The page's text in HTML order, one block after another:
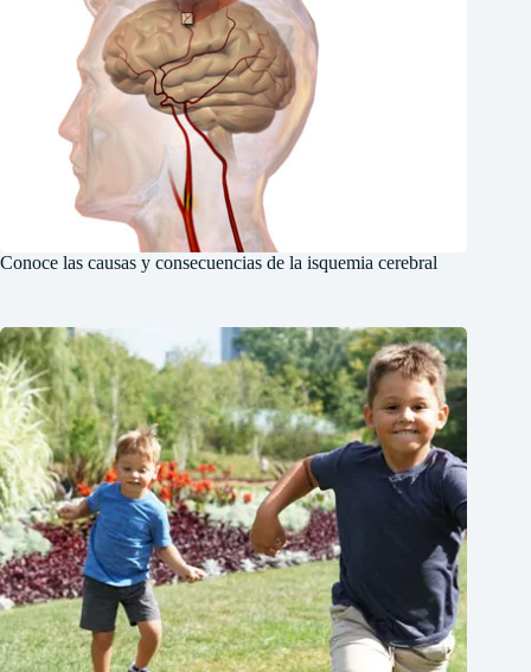
Conoce las causas y consecuencias de la isquemia cerebral